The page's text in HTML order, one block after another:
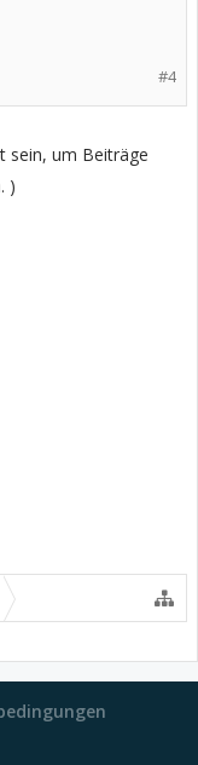
#4
sein, um Beiträge
)